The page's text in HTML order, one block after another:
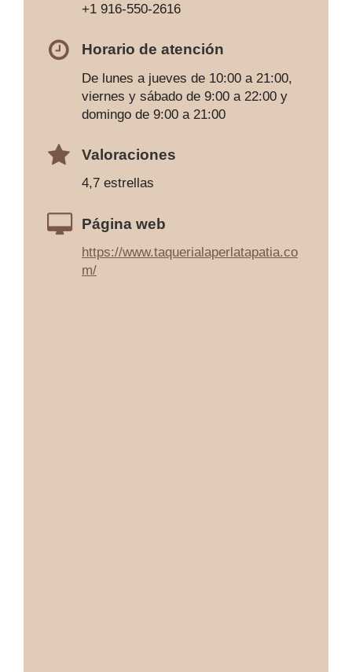
+1 916-550-2616
Horario de atención
De lunes a jueves de 10:00 a 21:00,
viernes y sábado de 9:00 a 22:00 y
domingo de 9:00 a 21:00
Valoraciones
4,7 estrellas
Página web
https://www.taquerialaperlatapatia.co
m/